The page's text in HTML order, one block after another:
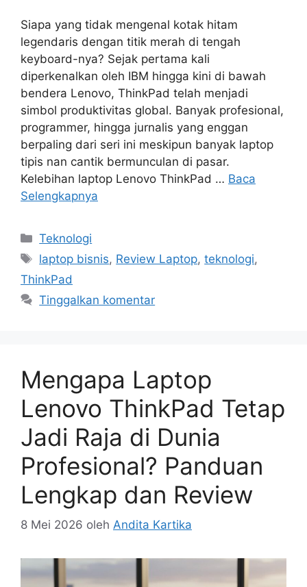
Siapa yang tidak mengenal kotak hitam
legendaris dengan titik merah di tengah
keyboard-nya? Sejak pertama kali
diperkenalkan oleh IBM hingga kini di bawah
bendera Lenovo, ThinkPad telah menjadi
simbol produktivitas global. Banyak profesional,
programmer, hingga jurnalis yang enggan
berpaling dari seri ini meskipun banyak laptop
tipis nan cantik bermunculan di pasar.
Kelebihan laptop Lenovo ThinkPad … Baca
Selengkapnya
Kategori
Teknologi
Tag
laptop bisnis, Review Laptop,teknologi,
ThinkPad
Tinggalkan komentar
Mengapa Laptop
Lenovo ThinkPad Tetap
Jadi Raja di Dunia
Profesional? Panduan
Lengkap dan Review
8 Mei 2026 oleh Andita Kartika